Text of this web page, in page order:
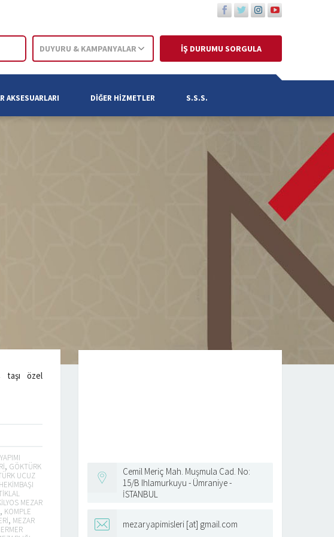
DUYURU & KAMPANYALAR İŞ DURUMU SORGULA
AKSESUARLARI DIĞER HIZMETLER S.S.S.
taşı özel
, GÖKTÜRK
UCUZ
HEKIMBAŞI
MEZAR
, KOMPLE
, MEZAR
Cemil Meriç Mah. Muşmula Cad. No:
15/B Ihlamurkuyu - Ümraniye -
İSTANBUL
mezaryapimisleri [at] gmail.com